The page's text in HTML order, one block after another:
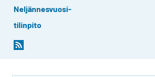
Neljännesvuosi-
tilinpito